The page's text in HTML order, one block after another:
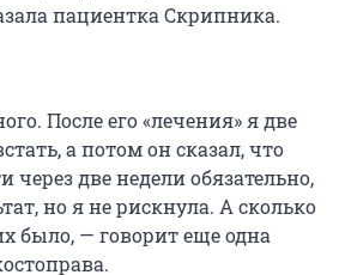
пациентка Скрипника.
После его «лечения» я две
а потом он сказал, что
две недели обязательно,
но я не рискнула. А сколько
было, — говорит еще одна